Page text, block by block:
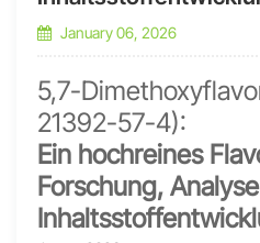
January 06, 2026
5,7-
21392-57-4):
Ein hochreines
Forschung,